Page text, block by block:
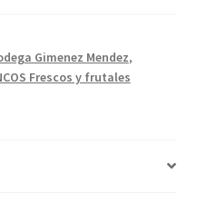
Gimenez Mendez,
Frescos y frutales